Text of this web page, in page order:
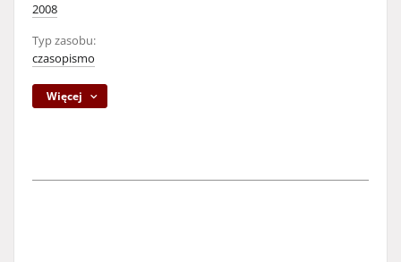
2008
Typ zasobu:
czasopismo
Więcej